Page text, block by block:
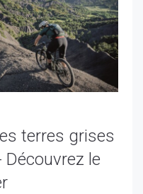
terres grises
le